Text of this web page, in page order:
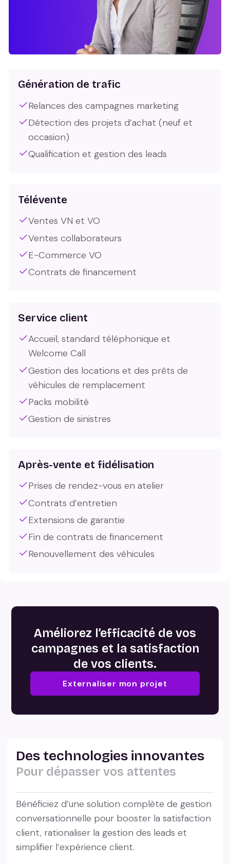
Génération de trafic
Relances des campagnes marketing
Détection des projets d’achat (neuf et
occasion)
Qualification et gestion des leads
Télévente
Ventes VN et VO
Ventes collaborateurs
E-Commerce VO
Contrats de financement
Service client
Accueil, standard téléphonique et
Welcome Call
Gestion des locations et des prêts de
véhicules de remplacement
Packs mobilité
Gestion de sinistres
Après-vente et fidélisation
Prises de rendez-vous en atelier
Contrats d’entretien
Extensions de garantie
Fin de contrats de financement
Renouvellement des véhicules
Améliorez l’efficacité de vos
campagnes et la satisfaction
de vos clients.
Externaliser mon projet
Des technologies innovantes
Pour dépasser vos attentes
Bénéficiez d’une solution complète de gestion
conversationnelle pour booster la satisfaction
client, rationaliser la gestion des leads et
simplifier l’expérience client.